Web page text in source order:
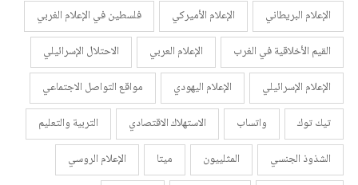
الإعلام البريطاني
الإعلام الأميركي
فلسطين في الإعلام الغربي
القيم الأخلاقية في الغرب
الإعلام العربي
الاحتلال الإسرائيلي
الإعلام الإسرائيلي
الإعلام اليهودي
مواقع التواصل الاجتماعي
تيك توك
واتساب الاستهلاك الاقتصادي
التربية والتعليم
الشذوذ الجنسي
المثلييون ميتا
الإعلام الروسي